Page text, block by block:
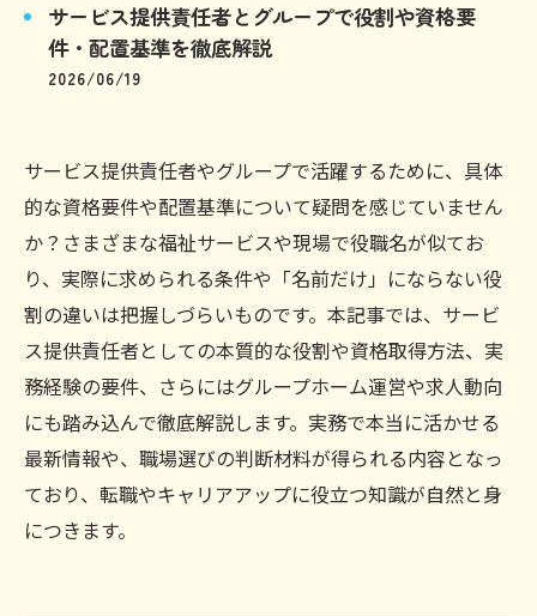
サービス提供責任者とグループで役割や資格要
件・配置基準を徹底解説
2026/06/19
サービス提供責任者やグループで活躍するために、具体
的な資格要件や配置基準について疑問を感じていません
か？さまざまな福祉サービスや現場で役職名が似てお
り、実際に求められる条件や「名前だけ」にならない役
割の違いは把握しづらいものです。本記事では、サービ
ス提供責任者としての本質的な役割や資格取得方法、実
務経験の要件、さらにはグループホーム運営や求人動向
にも踏み込んで徹底解説します。実務で本当に活かせる
最新情報や、職場選びの判断材料が得られる内容となっ
ており、転職やキャリアアップに役立つ知識が自然と身
につきます。